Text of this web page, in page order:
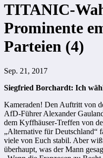
TITANIC-
Prominente
Parteien (4)
Sep. 21, 2017
Siegfried Borchardt: Ich
Kameraden! Den Auftritt von
AfD-Führer Alexander
dem Kyffhäuser-Treffen von
„Alternative für Deutschland“
viele von Euch stabil. Aber
überhaupt, was der Mann